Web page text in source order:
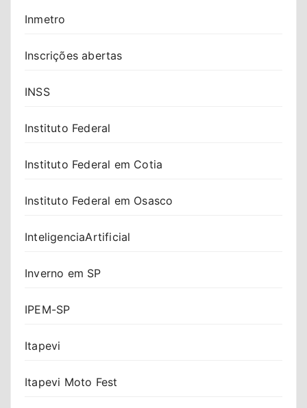
Inmetro
Inscrições abertas
INSS
Instituto Federal
Instituto Federal em Cotia
Instituto Federal em Osasco
InteligenciaArtificial
Inverno em SP
IPEM-SP
Itapevi
Itapevi Moto Fest